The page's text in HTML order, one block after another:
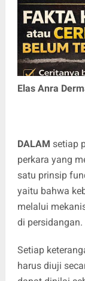
Elas Anra
DALAM setiap
perkara yang
satu prinsip
yaitu bahwa
melalui
di persidangan.
Setiap
harus diuji